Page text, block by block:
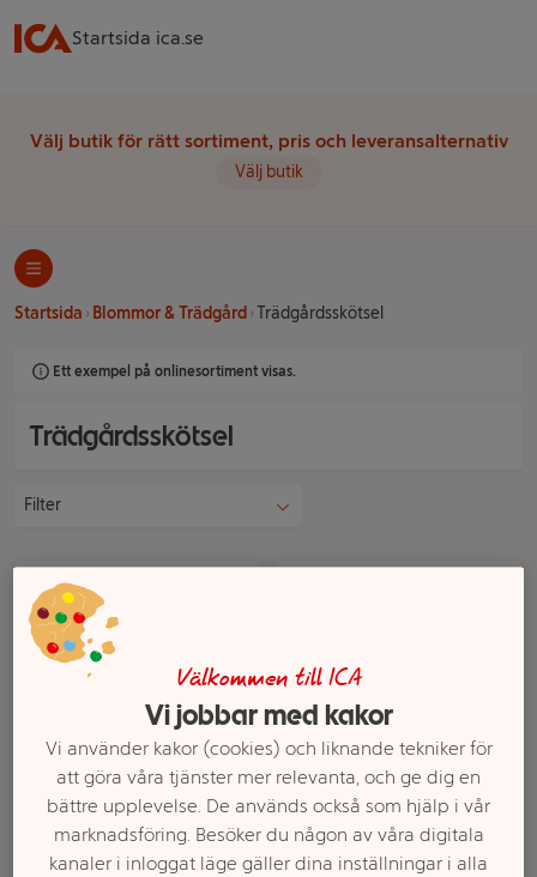
Startsida ica.se
Välj butik för rätt sortiment, pris och leveransalternativ
Välj butik
Startsida Blommor & Trädgård Trädgårdsskötsel
Ett exempel på onlinesortiment visas.
Trädgårdsskötsel
Filter
Thermacell Refill 4-pack
Vattenspridare med 4
bollar
Välkommen till ICA
Vi jobbar med kakor
Vi använder kakor (cookies) och liknande tekniker för
att göra våra tjänster mer relevanta, och ge dig en
bättre upplevelse. De används också som hjälp i vår
marknadsföring. Besöker du någon av våra digitala
kanaler i inloggat läge gäller dina inställningar i alla